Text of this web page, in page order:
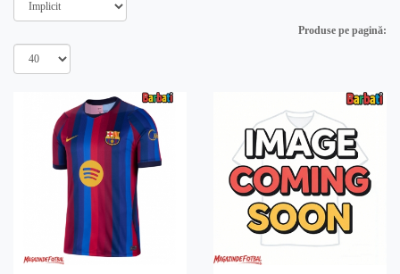
Produse pe pagină: